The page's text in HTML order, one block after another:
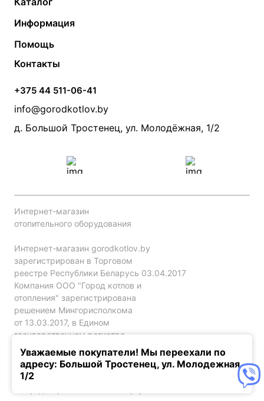
Твердотопливные котлы
Электрические котлы
Банные печи
Камины и печи
Теплый пол
Радиаторы
Насосы
Дымоходы
Информация
Контакты
Статьи
Акции
Производители
Помощь
Монтаж систем отопления
Прайс по монтажу систем отопления
Проект систем отопления
Контакты
+375 44 511-06-41
info@gorodkotlov.by
д. Большой Тростенец, ул. Молодёжная, 1/2
Интернет-магазин
отопительного оборудования
Интернет-магазин gorodkotlov.by
зарегистрирован в Торговом
реестре Республики Беларусь 03.04.2017
Компания ООО "Город котлов и
отопления" зарегистрирована
решением Мингорисполкома
от 13.03.2017, в Едином
государственном регистре
юр. лиц и индивидуальных
предпринимателей за №192786120.
Уважаемые покупатели! Мы переехали по
адресу: Большой Тростенец, ул. Молодежная,
1/2